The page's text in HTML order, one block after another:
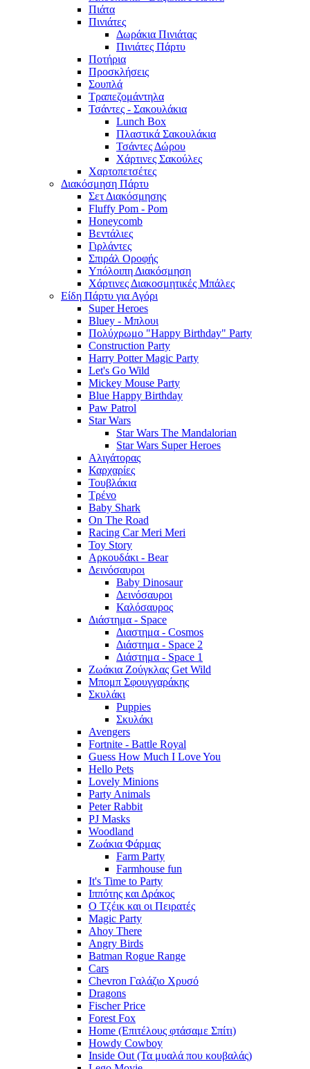
Πιάτα
Πινιάτες
Δωράκια Πινιάτας
Πινιάτες Πάρτυ
Ποτήρια
Προσκλήσεις
Σουπλά
Τραπεζομάντηλα
Τσάντες - Σακουλάκια
Lunch Box
Πλαστικά Σακουλάκια
Τσάντες Δώρου
Χάρτινες Σακούλες
Χαρτοπετσέτες
Διακόσμηση Πάρτυ
Σετ Διακόσμησης
Fluffy Pom - Pom
Honeycomb
Βεντάλιες
Γιρλάντες
Σπιράλ Οροφής
Υπόλοιπη Διακόσμηση
Χάρτινες Διακοσμητικές Μπάλες
Είδη Πάρτυ για Αγόρι
Super Heroes
Bluey - Μπλουι
Πολύχρωμο "Happy Birthday" Party
Construction Party
Harry Potter Magic Party
Let's Go Wild
Mickey Mouse Party
Blue Happy Birthday
Paw Patrol
Star Wars
Star Wars The Mandalorian
Star Wars Super Heroes
Αλιγάτορας
Καρχαρίες
Τουβλάκια
Τρένο
Baby Shark
On The Road
Racing Car Meri Meri
Toy Story
Αρκουδάκι - Bear
Δεινόσαυροι
Baby Dinosaur
Δεινόσαυροι
Καλόσαυρος
Διάστημα - Space
Διαστημα - Cosmos
Διάστημα - Space 2
Διάστημα - Space 1
Ζωάκια Ζούγκλας Get Wild
Μπομπ Σφουγγαράκης
Σκυλάκι
Puppies
Σκυλάκι
Avengers
Fortnite - Battle Royal
Guess How Much I Love You
Hello Pets
Lovely Minions
Party Animals
Peter Rabbit
PJ Masks
Woodland
Ζωάκια Φάρμας
Farm Party
Farmhouse fun
It's Time to Party
Ιππότης και Δράκος
Ο Τζέικ και οι Πειρατές
Magic Party
Ahoy There
Angry Birds
Batman Rogue Range
Cars
Chevron Γαλάζιο Χρυσό
Dragons
Fischer Price
Forest Fox
Home (Επιτέλους φτάσαμε Σπίτι)
Howdy Cowboy
Inside Out (Τα μυαλά που κουβαλάς)